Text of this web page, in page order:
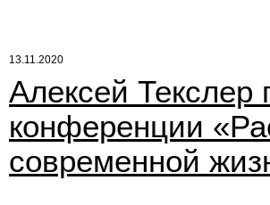
13.11.2020
Алексей Текслер
конференции
современной